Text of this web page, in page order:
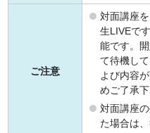
ご注意
対面講座
生LIVEで
能です。
て待機し
よび内容
めご了承下
対面講座
た場合は